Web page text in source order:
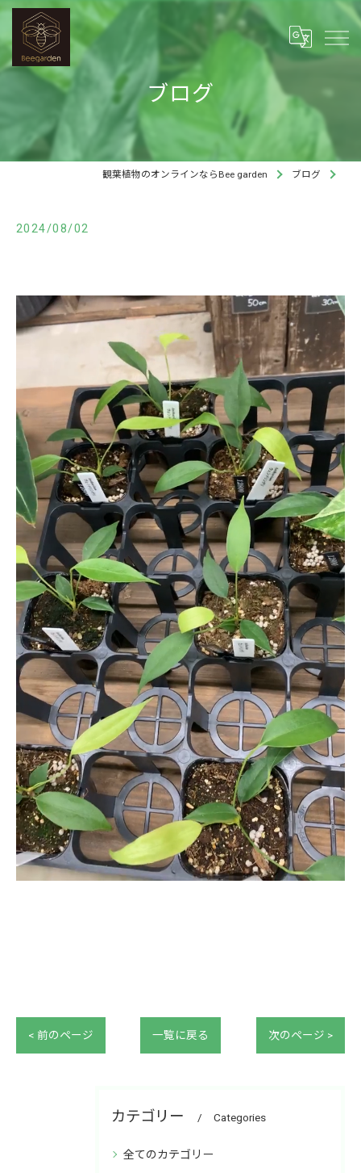
ブログ
観葉植物のオンラインならBee garden ブログ
2024/08/02
< 前のページ 一覧に戻る 次のページ >
カテゴリー Categories
全てのカテゴリー